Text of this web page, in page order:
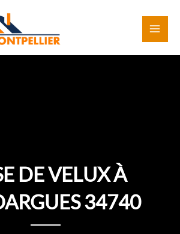
DE VELUX À
34740